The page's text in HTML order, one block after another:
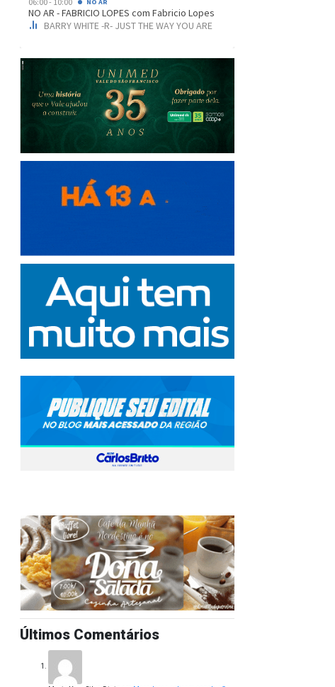
Últimos Comentários